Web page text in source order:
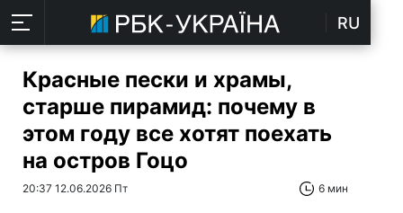
RU
Красные пески и храмы,
старше пирамид: почему в
этом году все хотят поехать
на остров Гоцо
20:37 12.06.2026 Пт 6 мин